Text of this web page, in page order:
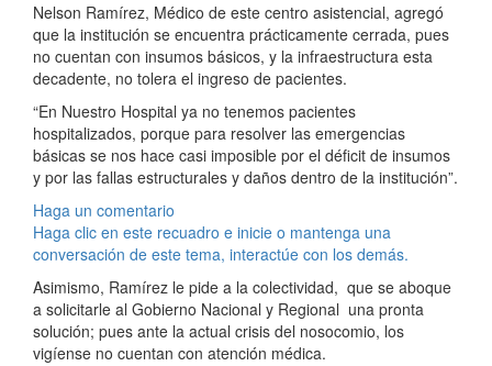
Nelson Ramírez, Médico de este centro asistencial, agregó
que la institución se encuentra prácticamente cerrada, pues
no cuentan con insumos básicos, y la infraestructura esta
decadente, no tolera el ingreso de pacientes.
“En Nuestro Hospital ya no tenemos pacientes
hospitalizados, porque para resolver las emergencias
básicas se nos hace casi imposible por el déficit de insumos
y por las fallas estructurales y daños dentro de la institución”.
Haga un comentario
Haga clic en este recuadro e inicie o mantenga una
conversación de este tema, interactúe con los demás.
Asimismo, Ramírez le pide a la colectividad, que se aboque
a solicitarle al Gobierno Nacional y Regional una pronta
solución; pues ante la actual crisis del nosocomio, los
vigíense no cuentan con atención médica.